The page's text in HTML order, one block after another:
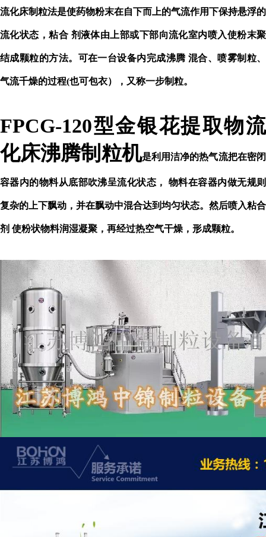
流化床制粒法是使药物粉末在自下而上的气流作用下保持悬浮的
流化状态，粘合 剂液体由上部或下部向流化室内喷入使粉末聚
结成颗粒的方法。可在一台设备内完成沸腾 混合、喷雾制粒、
气流千燥的过程(也可包衣），又称一步制粒。
FPCG-120型金银花提取物流
化床沸腾制粒机是利用洁净的热气流把在密闭
容器内的物料从底部吹沸呈流化状态， 物料在容器内做无规则
复杂的上下飘动，并在飘动中混合达到均匀状态。然后喷入粘合
剂 使粉状物料润湿凝聚，再经过热空气干燥，形成颗粒。